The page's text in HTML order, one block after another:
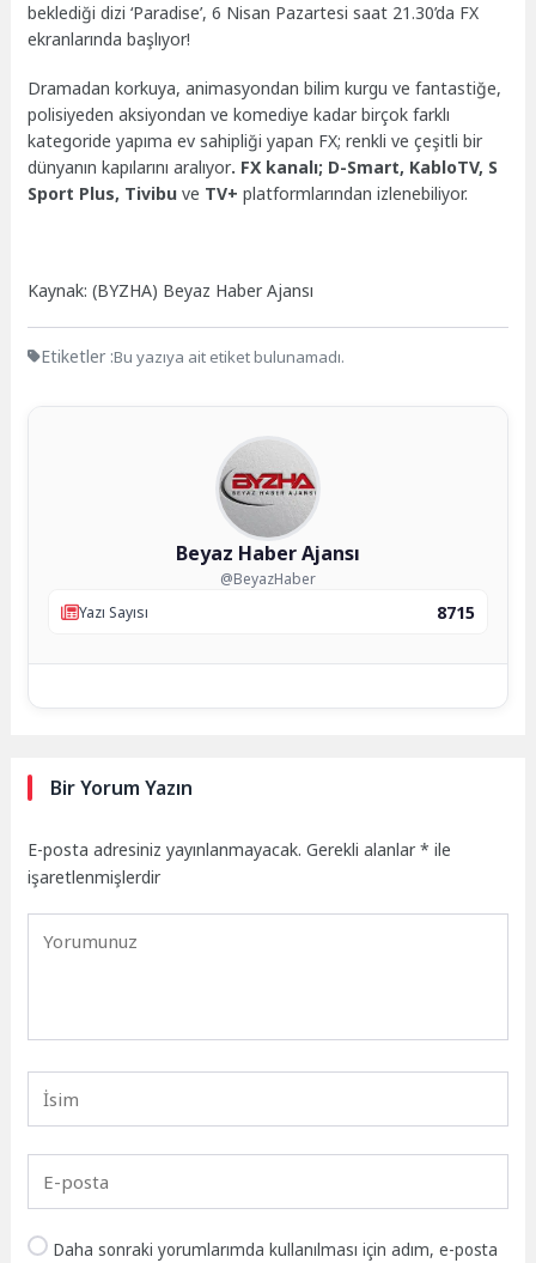
beklediği dizi ‘Paradise’, 6 Nisan Pazartesi saat 21.30’da FX
ekranlarında başlıyor!
Dramadan korkuya, animasyondan bilim kurgu ve fantastiğe,
polisiyeden aksiyondan ve komediye kadar birçok farklı
kategoride yapıma ev sahipliği yapan FX; renkli ve çeşitli bir
dünyanın kapılarını aralıyor. FX kanalı; D-Smart, KabloTV, S
Sport Plus, Tivibuve TV+platformlarından izlenebiliyor.
Kaynak: (BYZHA) Beyaz Haber Ajansı
Etiketler :Bu yazıya ait etiket bulunamadı.
Beyaz Haber Ajansı
@BeyazHaber
Yazı Sayısı
8715
Bir Yorum Yazın
E-posta adresiniz yayınlanmayacak. Gerekli alanlar* ile
işaretlenmişlerdir
Daha sonraki yorumlarımda kullanılması için adım, e-posta